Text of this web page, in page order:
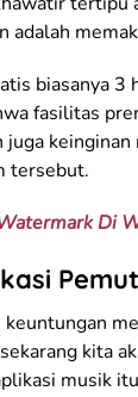
adalah
biasanya
fasilitas
tersebut.
Di
kita
musik